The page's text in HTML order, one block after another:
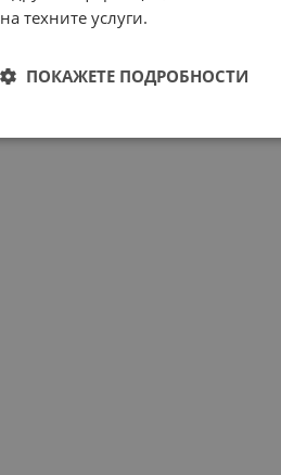
на техните услуги.
ПОКАЖЕТЕ ПОДРОБНОСТИ